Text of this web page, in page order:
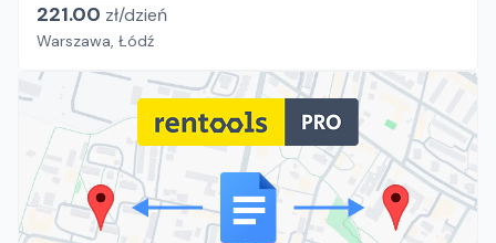
221.00 zł/dzień
Warszawa, Łódź